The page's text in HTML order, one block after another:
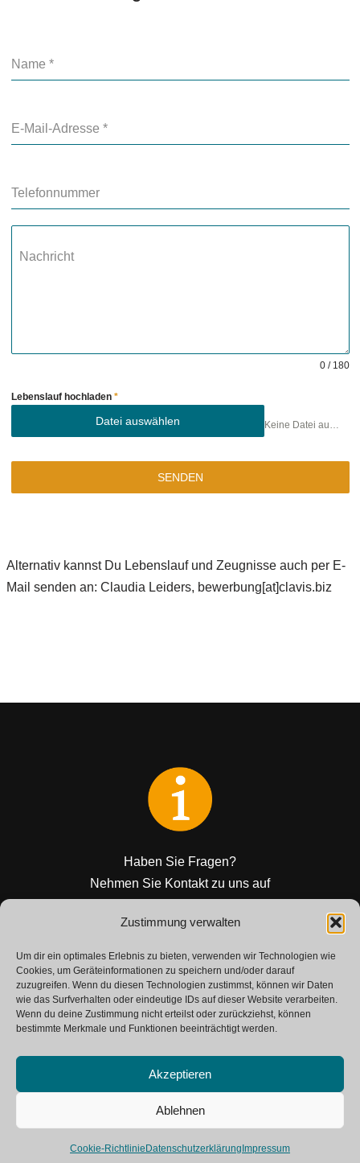
Zustimmung verwalten
Um dir ein optimales Erlebnis zu bieten, verwenden wir Technologien wie
Cookies, um Geräteinformationen zu speichern und/oder darauf
zuzugreifen. Wenn du diesen Technologien zustimmst, können wir Daten
wie das Surfverhalten oder eindeutige IDs auf dieser Website verarbeiten.
Wenn du deine Zustimmung nicht erteilst oder zurückziehst, können
bestimmte Merkmale und Funktionen beeinträchtigt werden.
Akzeptieren
Ablehnen
Cookie-Richtlinie Datenschutzerklärung Impressum
Name *
E-Mail-Adresse *
Telefonnummer
Nachricht
0 / 180
Lebenslauf hochladen *
Datei auswählen
SENDEN
Alternativ kannst Du Lebenslauf und Zeugnisse auch per E-
Mail senden an: Claudia Leiders, bewerbung[at]clavis.biz
Haben Sie Fragen?
Nehmen Sie Kontakt zu uns auf
Datenschutzerklärung